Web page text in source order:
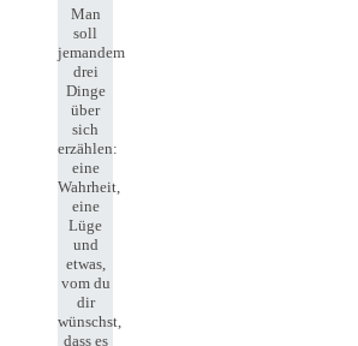
Man
soll
jemandem
drei
Dinge
über
sich
erzählen:
eine
Wahrheit,
eine
Lüge
und
etwas,
vom du
dir
wünschst,
dass es